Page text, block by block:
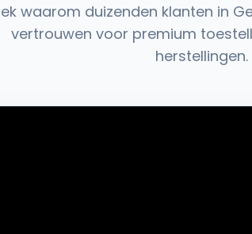
waarom duizenden klanten in
vertrouwen voor premium
herstellingen.